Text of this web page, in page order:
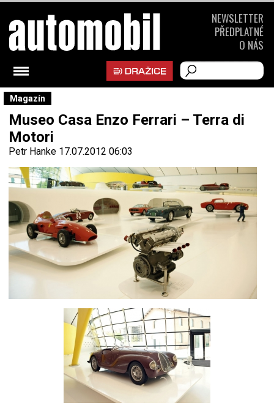
Magazín
Museo Casa Enzo Ferrari – Terra di
Motori
Petr Hanke 17.07.2012 06:03
NEWSLETTER
PŘEDPLATNÉ
O NÁS